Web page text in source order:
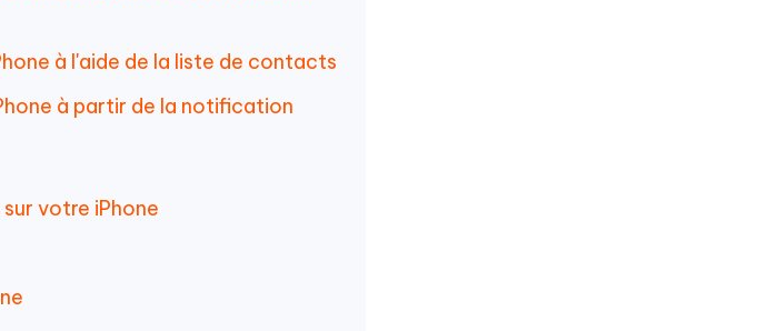
à l'aide de la liste de contacts
à partir de la notification
votre iPhone